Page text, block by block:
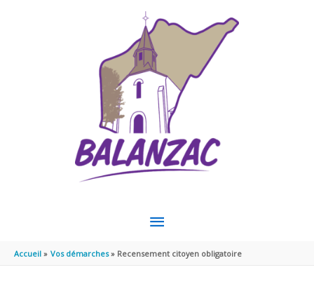
MENU
PRINCIPAL
Accueil Vos démarches Recensement citoyen obligatoire